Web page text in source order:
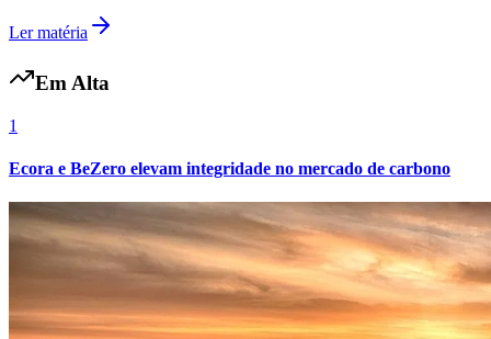
Botafogo
Ler matéria
Em Alta
1
Ecora e BeZero elevam integridade no mercado de carbono